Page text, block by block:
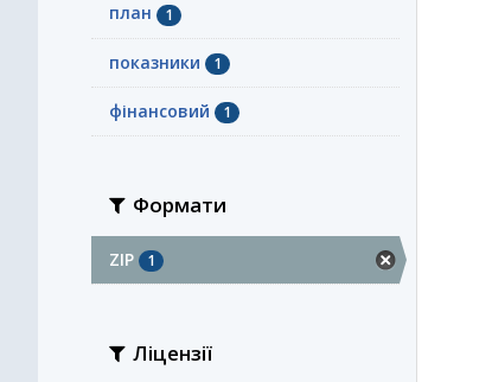
план 1
показники 1
фінансовий 1
Формати
ZIP 1
Ліцензії